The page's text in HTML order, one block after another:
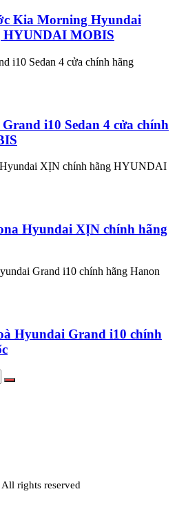
Kia Morning Hyundai
HYUNDAI MOBIS
i10 Sedan 4 cửa chính
Hyundai XỊN chính hãng
Hyundai Grand i10 chính
rights reserved